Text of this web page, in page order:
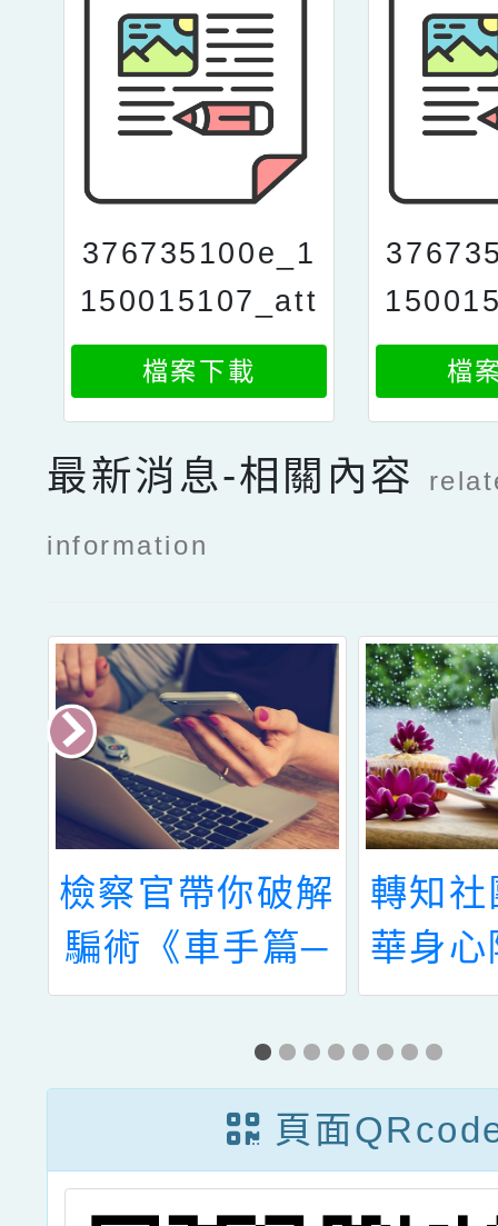
376735100e_1
150015107_att
ach1
檔案下載 檔
最新消息-相關內容
information
檢察官帶你破解
騙術《車手篇─
上門取款全是
騙》(請點我)
轉知
華身
休閒
社團
身心
展協
頁面